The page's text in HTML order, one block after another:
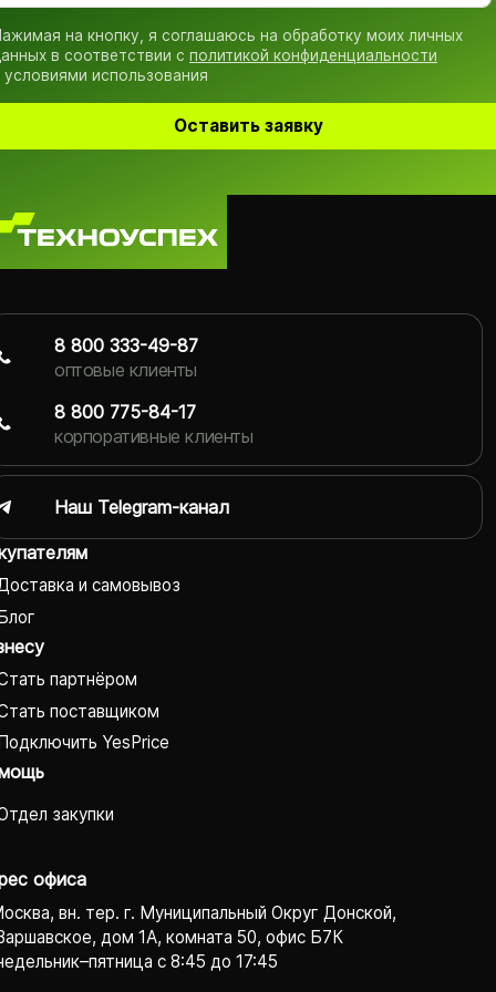
на кнопку, я соглашаюсь на обработку моих личных
в соответствии с политикой конфиденциальности
условиями использования
Оставить заявку
и самовывоз
партнёром
поставщиком
YesPrice
закупки
офиса
вн. тер. г. Муниципальный Округ Донской,
дом 1А, комната 50, офис Б7К
с 8:45 до 17:45
8 800 333-49-87
оптовые клиенты
8 800 775-84-17
корпоративные клиенты
Наш Telegram-канал